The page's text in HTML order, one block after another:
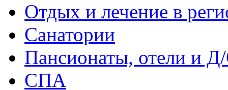
Отдых и лечение в
Санатории
Пансионаты, отели и
СПА